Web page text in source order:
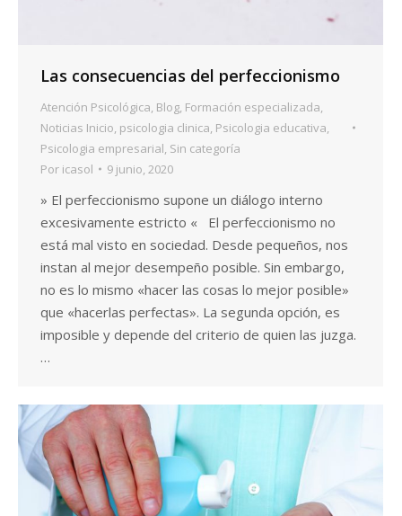
Las consecuencias del perfeccionismo
Atención Psicológica, Blog, Formación especializada,
Noticias Inicio, psicologia clinica, Psicologia educativa,
Psicologia empresarial, Sin categoría
Por icasol 9 junio, 2020
» El perfeccionismo supone un diálogo interno
excesivamente estricto « El perfeccionismo no
está mal visto en sociedad. Desde pequeños, nos
instan al mejor desempeño posible. Sin embargo,
no es lo mismo «hacer las cosas lo mejor posible»
que «hacerlas perfectas». La segunda opción, es
imposible y depende del criterio de quien las juzga.
…